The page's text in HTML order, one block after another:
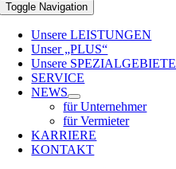
Toggle Navigation
Unsere LEISTUNGEN
Unser „PLUS“
Unsere SPEZIALGEBIETE
SERVICE
NEWS
für Unternehmer
für Vermieter
KARRIERE
KONTAKT